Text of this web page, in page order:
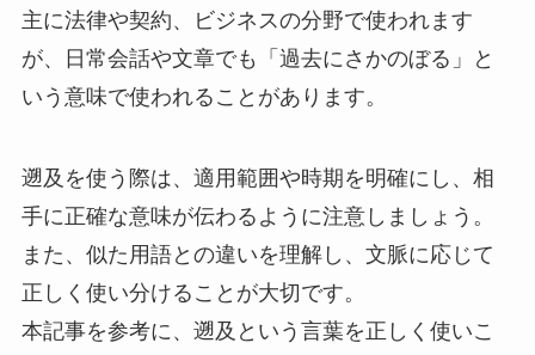
主に法律や契約、ビジネスの分野で使われます
が、日常会話や文章でも「過去にさかのぼる」と
いう意味で使われることがあります。
遡及を使う際は、適用範囲や時期を明確にし、相
手に正確な意味が伝わるように注意しましょう。
また、似た用語との違いを理解し、文脈に応じて
正しく使い分けることが大切です。
本記事を参考に、遡及という言葉を正しく使いこ